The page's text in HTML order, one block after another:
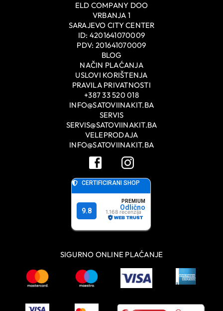
ELD COMPANY DOO
VRBANJA 1
SARAJEVO CITY CENTER
ID: 4201641070009
PDV: 201641070009
BLOG
NAČIN PLAĆANJA
USLOVI KORIŠTENJA
PRAVILA PRIVATNOSTI
+387 33 520 018
INFO@SATOVIINAKIT.BA
SERVIS
SERVIS@SATOVIINAKIT.BA
VELEPRODAJA
INFO@SATOVIINAKIT.BA
SIGURNO ONLINE PLAĆANJE